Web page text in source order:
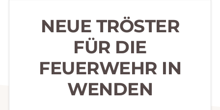
NEUE TRÖSTER
FÜR DIE
FEUERWEHR IN
WENDEN